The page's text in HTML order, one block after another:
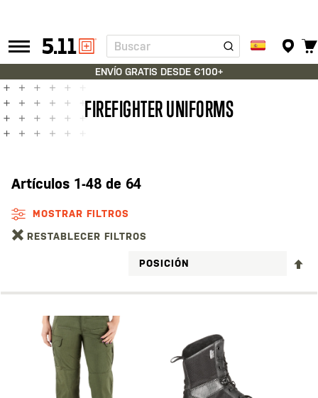
Tactical
Gear
Buscar
ENVÍO GRATIS DESDE €100+
FIREFIGHTER UNIFORMS
Artículos 1-48 de 64
MOSTRAR FILTROS
RESTABLECER FILTROS